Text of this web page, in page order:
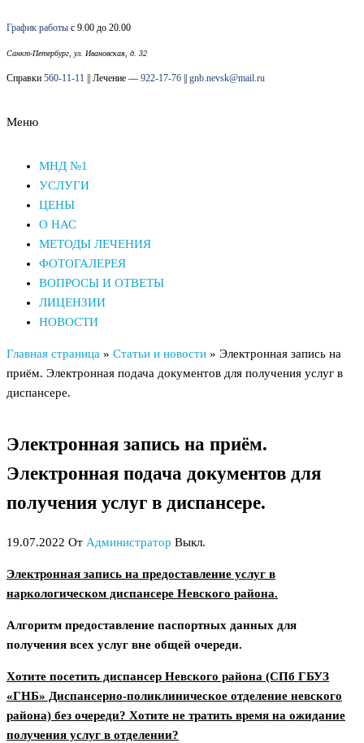
к
содержимому
График работы с 9.00 до 20.00
Санкт-Петербург, ул. Ивановская, д. 32
Справки 560-11-11 || Лечение — 922-17-76 gnb.nevsk@mail.ru
Меню
МНД №1
УСЛУГИ
ЦЕНЫ
О НАС
МЕТОДЫ ЛЕЧЕНИЯ
ФОТОГАЛЕРЕЯ
ВОПРОСЫ И ОТВЕТЫ
ЛИЦЕНЗИИ
НОВОСТИ
Главная страница » Статьи и новости » Электронная запись на
приём. Электронная подача документов для получения услуг в
диспансере.
Электронная запись на приём.
Электронная подача документов для
получения услуг в диспансере.
19.07.2022 От Администратор Выкл.
Электронная запись на предоставление услуг в
наркологическом диспансере Невского района.
Алгоритм предоставление паспортных данных для
получения всех услуг вне общей очереди.
Хотите посетить диспансер Невского района (СПб ГБУЗ
«ГНБ» Диспансерно-поликлиническое отделение невского
района) без очереди? Хотите не тратить время на ожидание
получения услуг в отделении?